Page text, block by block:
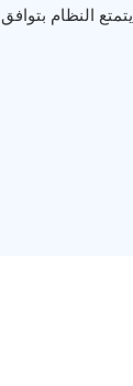
3. يتمتع النظام